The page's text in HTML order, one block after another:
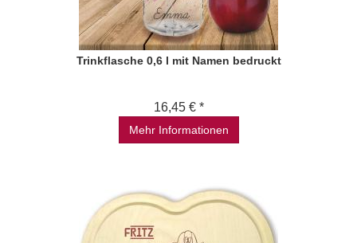
Trinkflasche 0,6 l mit Namen bedruckt
16,45 € *
Mehr Informationen